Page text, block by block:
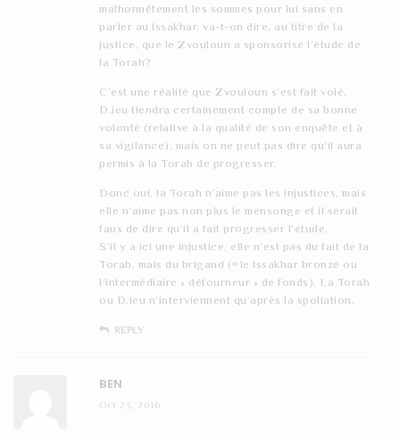
malhonnêtement les sommes pour lui sans en
parler au Issakhar, va-t-on dire, au titre de la
justice, que le Zvouloun a sponsorisé l’étude de
la Torah?
C’est une réalité que Zvouloun s’est fait volé,
D.ieu tiendra certainement compte de sa bonne
volonté (relative à la qualité de son enquête et à
sa vigilance), mais on ne peut pas dire qu’il aura
permis à la Torah de progresser.
Donc oui, la Torah n’aime pas les injustices, mais
elle n’aime pas non plus le mensonge et il serait
faux de dire qu’il a fait progresser l’étude.
S’il y a ici une injustice, elle n’est pas du fait de la
Torah, mais du brigand (=le Issakhar bronzé ou
l’intermédiaire « détourneur » de fonds). La Torah
ou D.ieu n’interviennent qu’après la spoliation.
REPLY
BEN
Oct 23, 2016